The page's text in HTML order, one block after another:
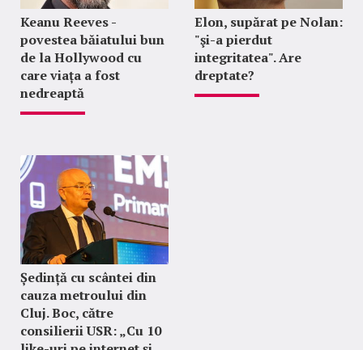
Keanu Reeves -
povestea băiatului bun
de la Hollywood cu
care viața a fost
nedreaptă
Elon, supărat pe Nolan:
"şi-a pierdut
integritatea". Are
dreptate?
Ședință cu scântei din
cauza metroului din
Cluj. Boc, către
consilierii USR: „Cu 10